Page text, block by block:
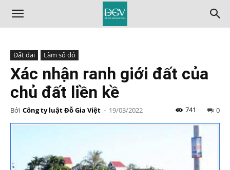
Đất đai Làm sổ đỏ
Xác nhận ranh giới đất của
chủ đất liền kề
Bởi Công ty luật Đỗ Gia Việt - 19/03/2022 0
741